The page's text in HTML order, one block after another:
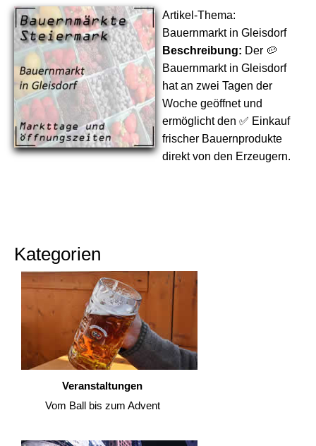
Artikel-Thema:
Bauernmarkt in Gleisdorf
Beschreibung: Der 🥔
Bauernmarkt in Gleisdorf
hat an zwei Tagen der
Woche geöffnet und
ermöglicht den ✅ Einkauf
frischer Bauernprodukte
direkt von den Erzeugern.
Kategorien
Veranstaltungen
Vom Ball bis zum Advent